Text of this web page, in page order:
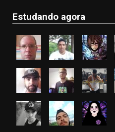
Estudando agora